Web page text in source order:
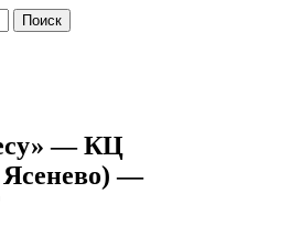
Поиск
— КЦ
Ясенево) —